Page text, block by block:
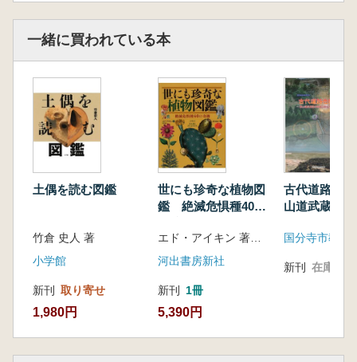
一緒に買われている本
土偶を読む図鑑
竹倉 史人 著
小学館
新刊 取り寄せ
1,980円
世にも珍奇な植物図
鑑 絶滅危惧種40の
エド・アイキン 著 清水 晶子 訳
河出書房新社
新刊 1冊
5,390円
古代道路を
山道武蔵路
国分寺市教育
新刊 在庫なし